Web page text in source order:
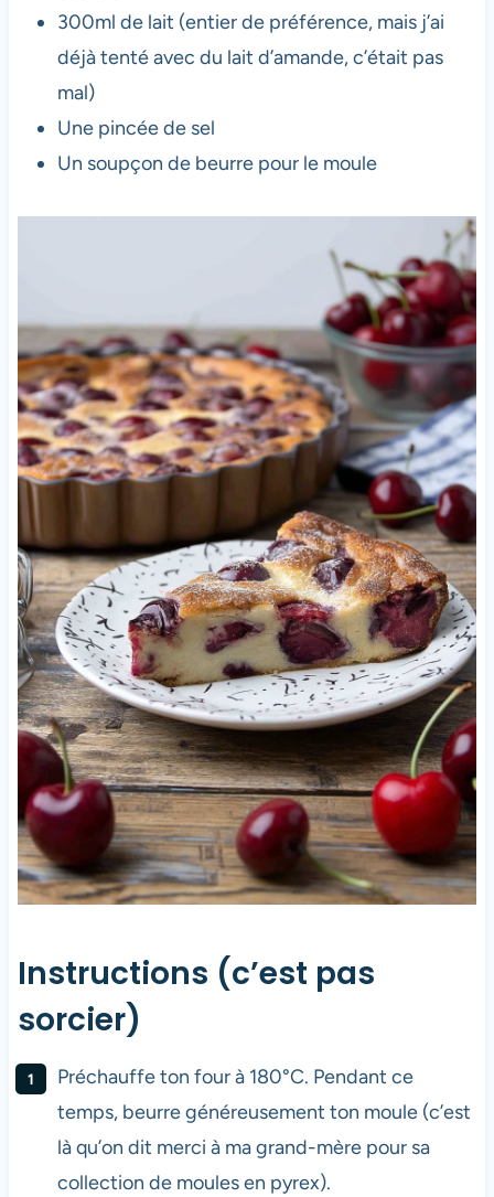
300ml de lait (entier de préférence, mais j’ai
déjà tenté avec du lait d’amande, c’était pas
mal)
Une pincée de sel
Un soupçon de beurre pour le moule
Instructions (c’est pas
sorcier)
Préchauffe ton four à 180°C. Pendant ce
temps, beurre généreusement ton moule (c’est
là qu’on dit merci à ma grand-mère pour sa
collection de moules en pyrex).